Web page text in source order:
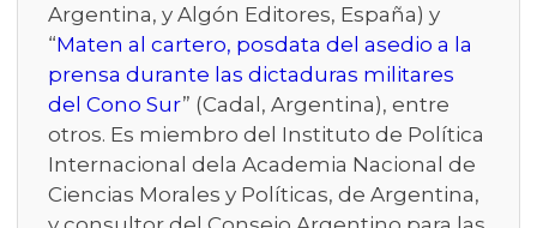
Argentina, y Algón Editores, España) y
“Maten al cartero, posdata del asedio a la
prensa durante las dictaduras militares
del Cono Sur” (Cadal, Argentina), entre
otros. Es miembro del Instituto de Política
Internacional dela Academia Nacional de
Ciencias Morales y Políticas, de Argentina,